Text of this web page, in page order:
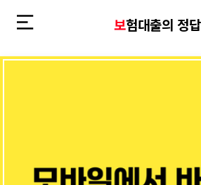
보험대출의 정답